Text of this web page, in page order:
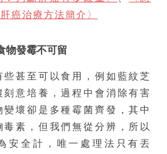
癌治療方法簡介〉
物發霉不可留
些甚至可以食用，例如藍紋芝
刻意培養，過程中會消除有害
壞卻是多種霉菌齊發，其中
素，但我們無從分辨，所以
安全計，唯一處理法只有丟